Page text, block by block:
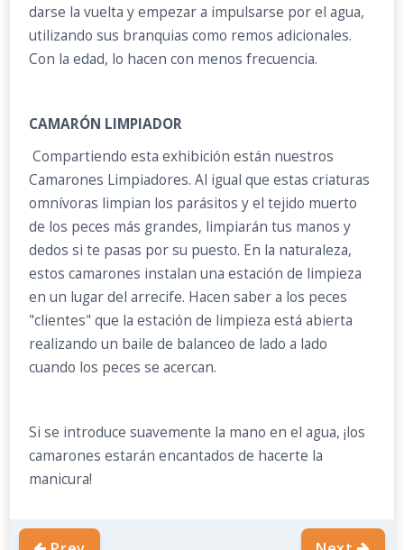
darse la vuelta y empezar a impulsarse por el agua,
utilizando sus branquias como remos adicionales.
Con la edad, lo hacen con menos frecuencia.
CAMARÓN LIMPIADOR
Compartiendo esta exhibición están nuestros
Camarones Limpiadores. Al igual que estas criaturas
omnívoras limpian los parásitos y el tejido muerto
de los peces más grandes, limpiarán tus manos y
dedos si te pasas por su puesto. En la naturaleza,
estos camarones instalan una estación de limpieza
en un lugar del arrecife. Hacen saber a los peces
"clientes" que la estación de limpieza está abierta
realizando un baile de balanceo de lado a lado
cuando los peces se acercan.
Si se introduce suavemente la mano en el agua, ¡los
camarones estarán encantados de hacerte la
manicura!